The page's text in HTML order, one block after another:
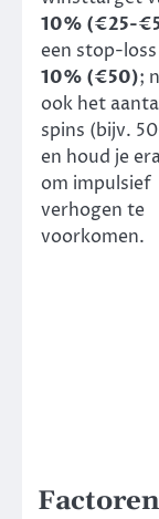
10% (€25-
een stop-
10% (€50);
ook het
spins (bijv.
en houd je
om impulsief
verhogen te
voorkomen.